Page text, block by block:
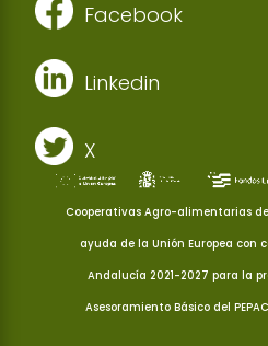
Facebook
Linkedin
X
Cooperativas Agro-alimentarias
ayuda de la Unión Europea con
Andalucía 2021-2027 para la
Asesoramiento Básico del